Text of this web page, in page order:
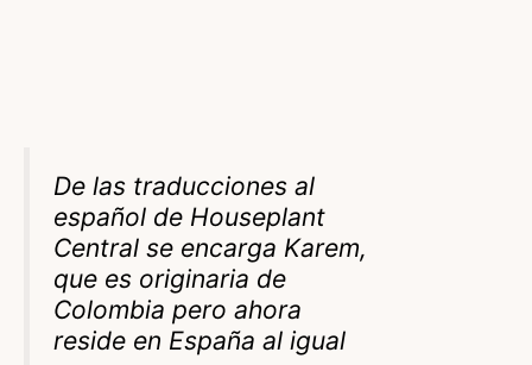
De las traducciones al
español de Houseplant
Central se encarga Karem,
que es originaria de
Colombia pero ahora
reside en España al igual